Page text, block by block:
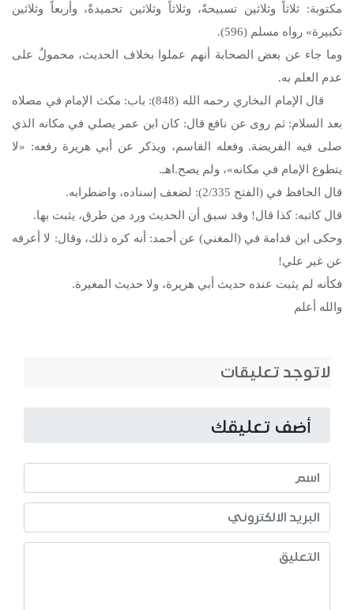
مكتوبة: ثلاثاً وثلاثين تسبيحةً، وثلاثاً وثلاثين تحميدةً، وأربعاً وثلاثين
تكبيرة» رواه مسلم (596).
وما جاء عن بعض الصحابة أنهم عملوا بخلاف الحديث، محمولٌ على
عدم العلم به.
قال الإمام البخاري رحمه الله (848): باب: مكث الإمام في مصلاه
بعد السلام: ثم روى عن نافع قال: كان ابن عمر يصلي في مكانه الذي
صلى فيه الفريضة. وفعله القاسم، ويذكر عن أبي هريرة رفعه: «لا
يتطوع الإمام في مكانه»، ولم يصح.اهـ.
قال الحافظ في (الفتح 2/335): لضعف إسناده، واضطرابه.
قال كاتبه: كذا قال! وقد سبق أن الحديث ورد من طرق، يثبت بها.
وحكى ابن قدامة في (المغني) عن أحمد: أنه كره ذلك، وقال: لا أعرفه
عن غير علي!
فكأنه لم يثبت عنده حديث أبي هريرة، ولا حديث المغيرة.
والله أعلم
لاتوجد تعليقات
أضف تعليقك